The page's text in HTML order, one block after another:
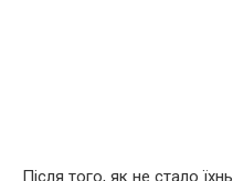
Після того, як не стало